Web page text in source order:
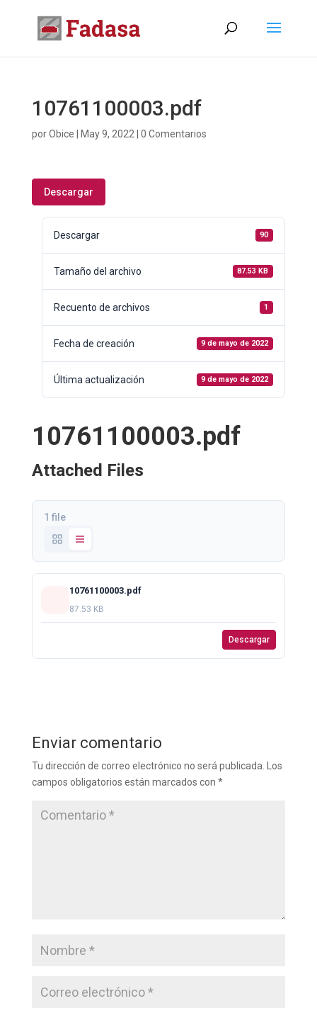
10761100003.pdf
porObice May 9, 2022 0 Comentarios
Descargar
Descargar 90
Tamaño del archivo 87.53 KB
Recuento de archivos 1
Fecha de creación 9 de mayo de 2022
Última actualización 9 de mayo de 2022
10761100003.pdf
Attached Files
1 file
10761100003.pdf
87.53 KB
Descargar
Enviar comentario
Tu dirección de correo electrónico no será publicada.
Los
campos obligatorios están marcados con *